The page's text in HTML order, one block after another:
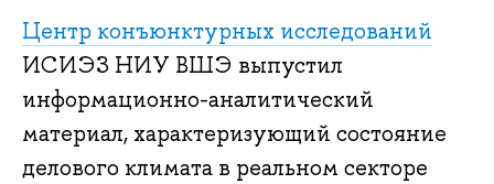
Центр конъюнктурных исследований
ИСИЭЗ НИУ ВШЭ выпустил
информационно-аналитический
материал, характеризующий состояние
делового климата в реальном секторе